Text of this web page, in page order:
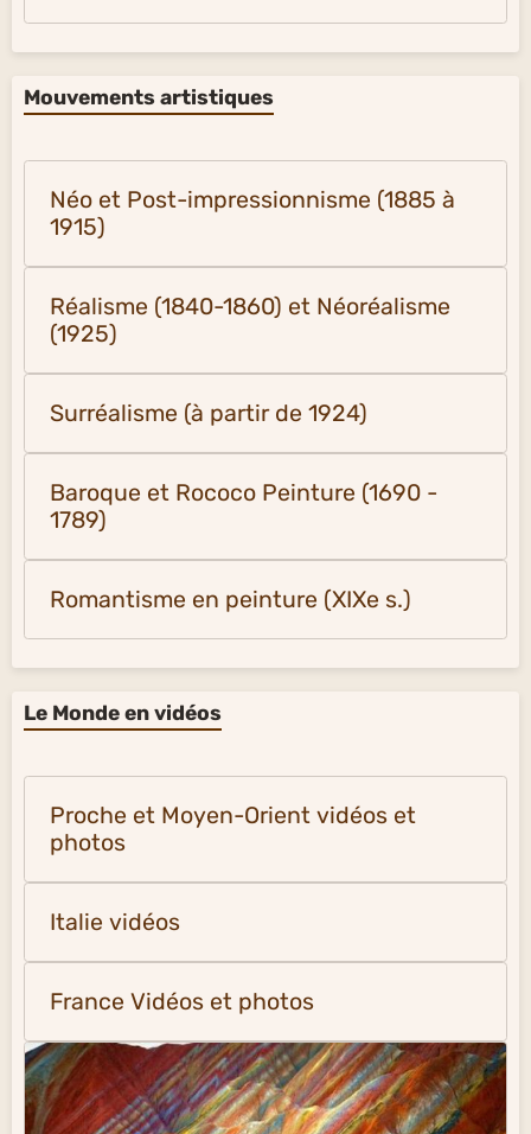
Mouvements artistiques
Néo et Post-impressionnisme (1885 à
1915)
Réalisme (1840-1860) et Néoréalisme
(1925)
Surréalisme (à partir de 1924)
Baroque et Rococo Peinture (1690 -
1789)
Romantisme en peinture (XIXe s.)
Le Monde en vidéos
Proche et Moyen-Orient vidéos et
photos
Italie vidéos
France Vidéos et photos